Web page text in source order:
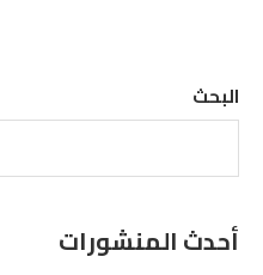
البحث
أحدث المنشورات